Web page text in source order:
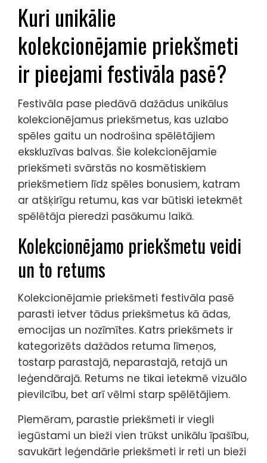
Kuri unikālie
kolekcionējamie priekšmeti
ir pieejami festivāla pasē?
Festivāla pase piedāvā dažādus unikālus
kolekcionējamus priekšmetus, kas uzlabo
spēles gaitu un nodrošina spēlētājiem
ekskluzīvas balvas. Šie kolekcionējamie
priekšmeti svārstās no kosmētiskiem
priekšmetiem līdz spēles bonusiem, katram
ar atšķirīgu retumu, kas var būtiski ietekmēt
spēlētāja pieredzi pasākumu laikā.
Kolekcionējamo priekšmetu veidi
un to retums
Kolekcionējamie priekšmeti festivāla pasē
parasti ietver tādus priekšmetus kā ādas,
emocijas un nozīmītes. Katrs priekšmets ir
kategorizēts dažādos retuma līmeņos,
tostarp parastajā, neparastajā, retajā un
leģendārajā. Retums ne tikai ietekmē vizuālo
pievilcību, bet arī vēlmi starp spēlētājiem.
Piemēram, parastie priekšmeti ir viegli
iegūstami un bieži vien trūkst unikālu īpašību,
savukārt leģendārie priekšmeti ir reti un bieži